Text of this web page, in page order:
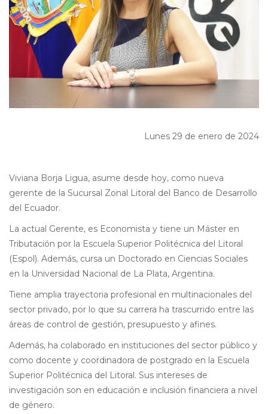
Lunes 29 de enero de 2024
Viviana Borja Ligua, asume desde hoy, como nueva
gerente de la Sucursal Zonal Litoral del Banco de Desarrollo
del Ecuador.
La actual Gerente, es Economista y tiene un Máster en
Tributación por la Escuela Superior Politécnica del Litoral
(Espol). Además, cursa un Doctorado en Ciencias Sociales
en la Universidad Nacional de La Plata, Argentina.
Tiene amplia trayectoria profesional en multinacionales del
sector privado, por lo que su carrera ha trascurrido entre las
áreas de control de gestión, presupuesto y afines.
Además, ha colaborado en instituciones del sector público y
como docente y coordinadora de postgrado en la Escuela
Superior Politécnica del Litoral. Sus intereses de
investigación son en educación e inclusión financiera a nivel
de género.